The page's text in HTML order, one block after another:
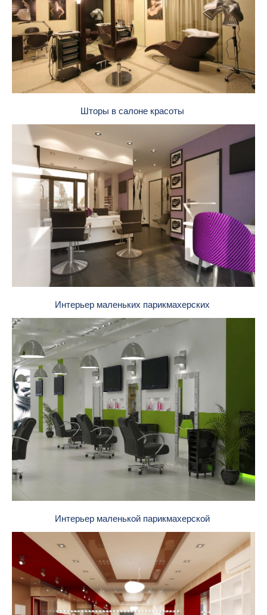
Шторы в салоне красоты
Интерьер маленьких парикмахерских
Интерьер маленькой парикмахерской